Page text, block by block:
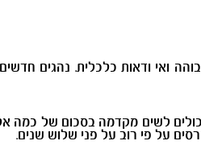
ודאות כלכלית. נהגים חדשים
לשים מקדמה בסכום של כמה
על פי רוב על פני שלוש שנים.